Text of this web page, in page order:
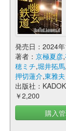
発売日：2024
著者： 京極夏彦,
穂ミチ,堀井拓馬,
押切蓮介,東雅夫
出版社：
￥2,200
購入